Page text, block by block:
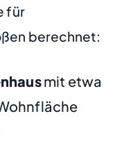
für
berechnet:
mit etwa